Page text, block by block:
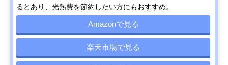
るとあり、光熱費を節約したい方にもおすすめ。
Amazonで見る
楽天市場で見る